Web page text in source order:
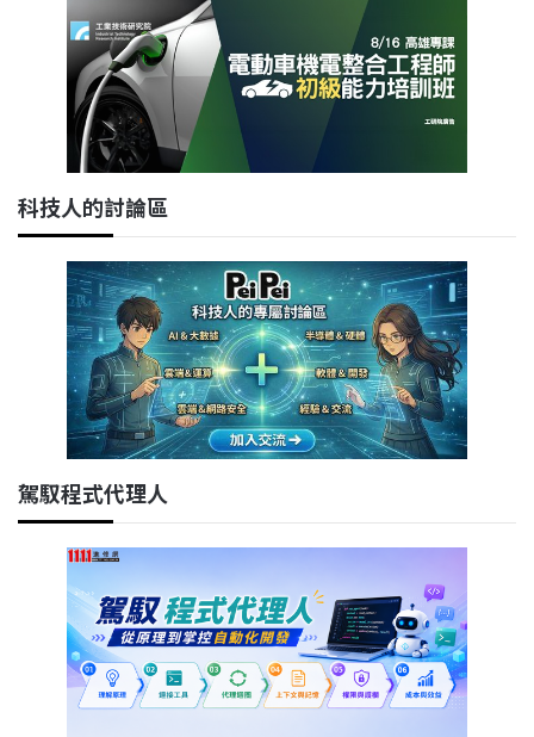
科技人的討論區
駕馭程式代理人